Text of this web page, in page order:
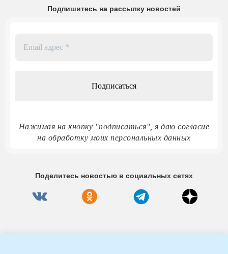
Подпишитесь на рассылку новостей
Нажимая на кнопку "подписаться", я даю согласие
на обработку моих персональных данных
Поделитесь новостью в социальных сетях